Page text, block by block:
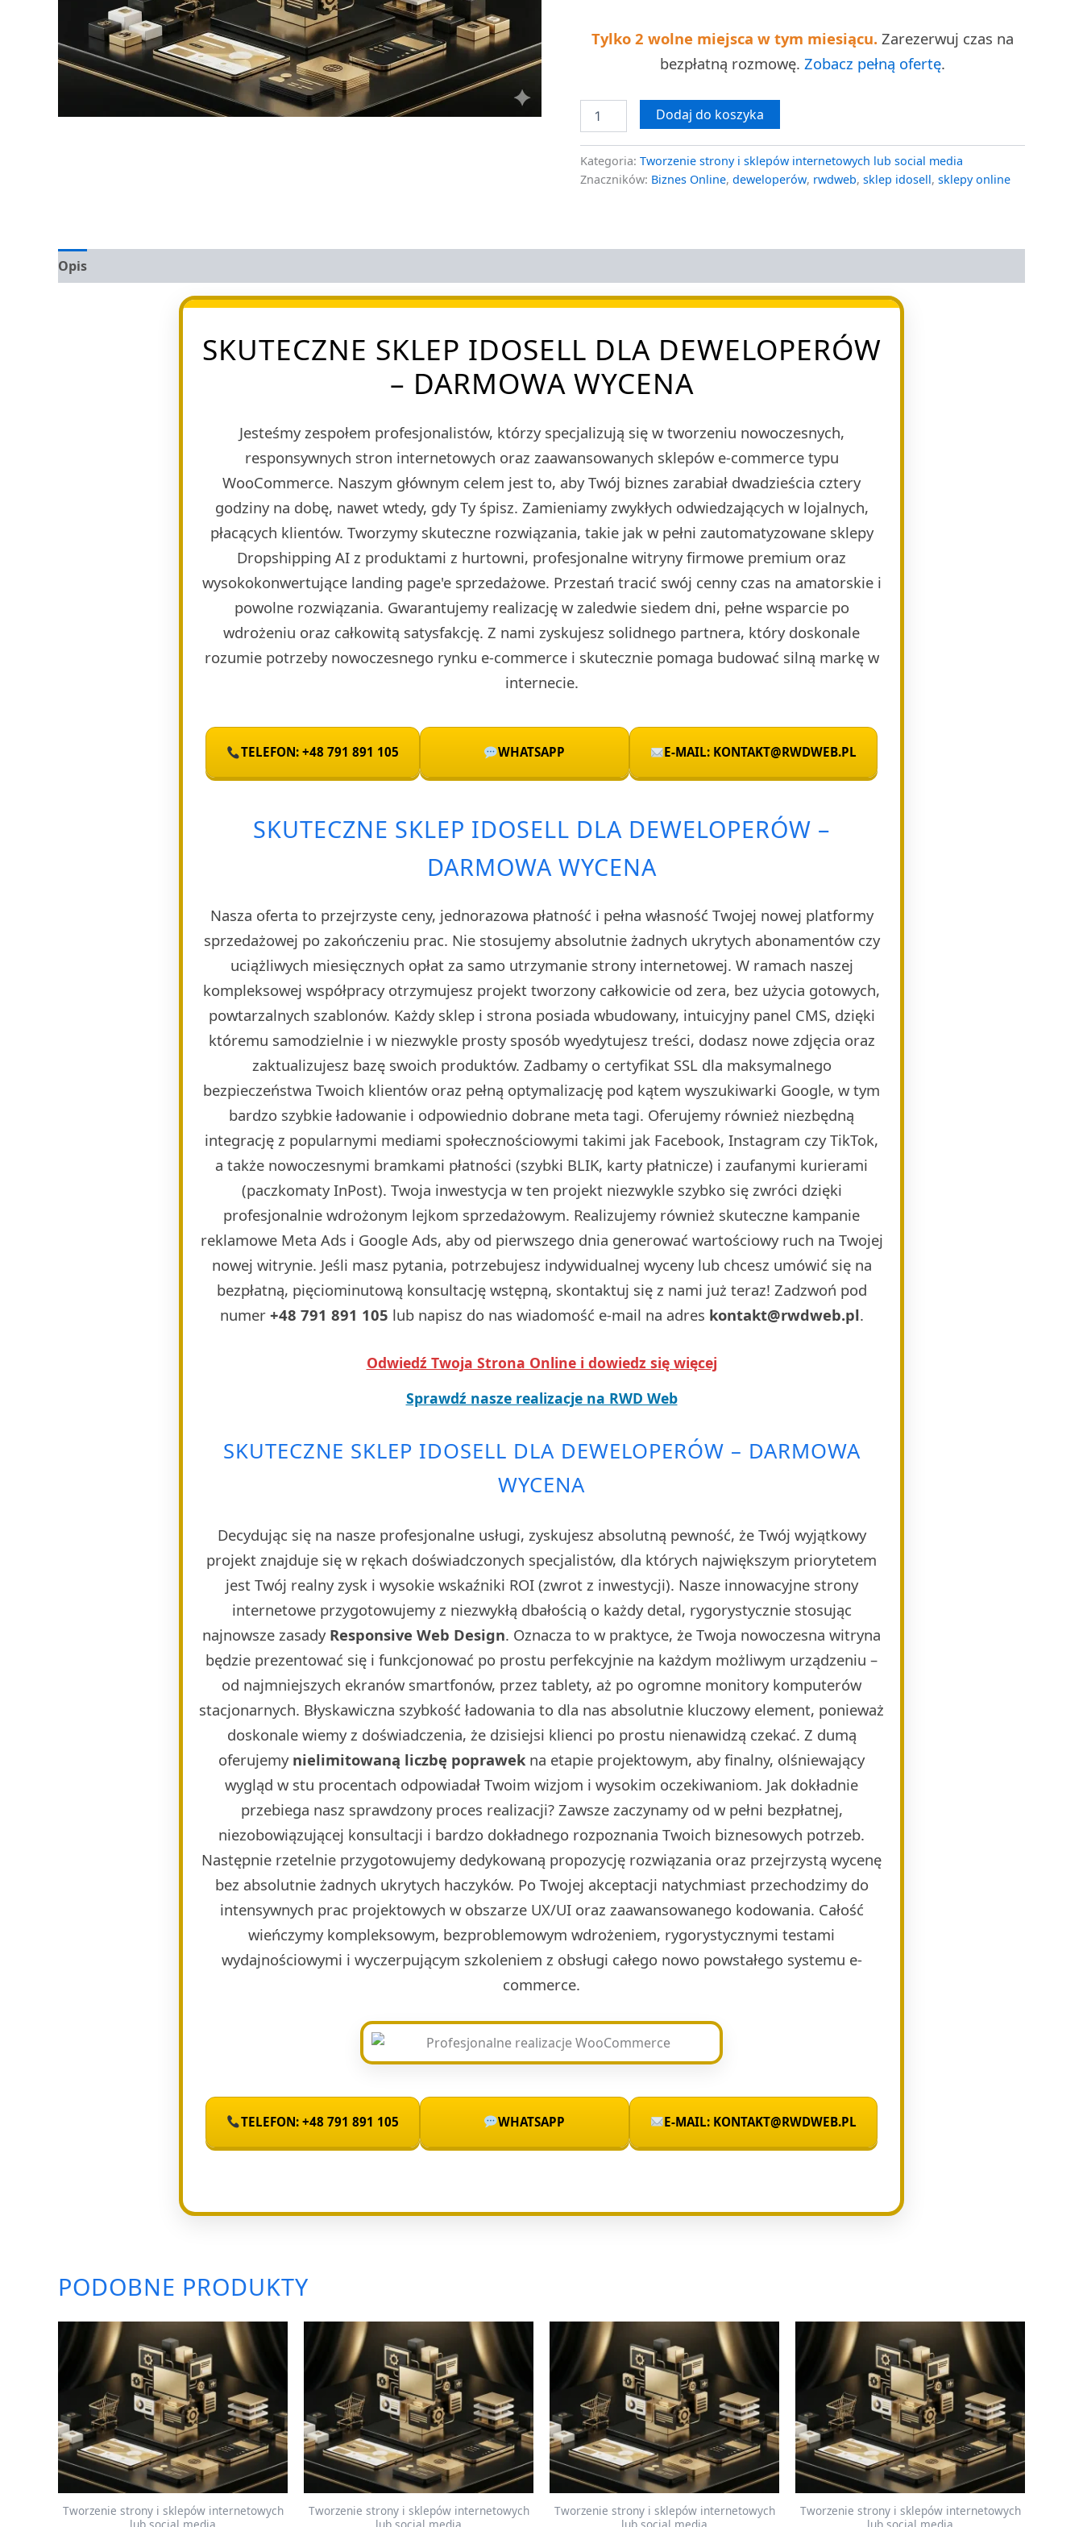
Tylko 2 wolne miejsca w tym miesiącu. Zarezerwuj czas na
bezpłatną rozmowę. Zobacz pełną ofertę.
Dodaj do koszyka
Kategoria: Tworzenie strony i sklepów internetowych lub social media
Znaczników: Biznes Online, deweloperów, rwdweb, sklep idosell, sklepy online
Opis
SKUTECZNE SKLEP IDOSELL DLA DEWELOPERÓW
– DARMOWA WYCENA
Jesteśmy zespołem profesjonalistów, którzy specjalizują się w tworzeniu nowoczesnych,
responsywnych stron internetowych oraz zaawansowanych sklepów e-commerce typu
WooCommerce. Naszym głównym celem jest to, aby Twój biznes zarabiał dwadzieścia cztery
godziny na dobę, nawet wtedy, gdy Ty śpisz. Zamieniamy zwykłych odwiedzających w lojalnych,
płacących klientów. Tworzymy skuteczne rozwiązania, takie jak w pełni zautomatyzowane sklepy
Dropshipping AI z produktami z hurtowni, profesjonalne witryny firmowe premium oraz
wysokokonwertujące landing page'e sprzedażowe. Przestań tracić swój cenny czas na amatorskie i
powolne rozwiązania. Gwarantujemy realizację w zaledwie siedem dni, pełne wsparcie po
wdrożeniu oraz całkowitą satysfakcję. Z nami zyskujesz solidnego partnera, który doskonale
rozumie potrzeby nowoczesnego rynku e-commerce i skutecznie pomaga budować silną markę w
internecie.
TELEFON: +48 791 891 105 WHATSAPP E-MAIL: KONTAKT@RWDWEB.PL
SKUTECZNE SKLEP IDOSELL DLA DEWELOPERÓW –
DARMOWA WYCENA
Nasza oferta to przejrzyste ceny, jednorazowa płatność i pełna własność Twojej nowej platformy
sprzedażowej po zakończeniu prac. Nie stosujemy absolutnie żadnych ukrytych abonamentów czy
uciążliwych miesięcznych opłat za samo utrzymanie strony internetowej. W ramach naszej
kompleksowej współpracy otrzymujesz projekt tworzony całkowicie od zera, bez użycia gotowych,
powtarzalnych szablonów. Każdy sklep i strona posiada wbudowany, intuicyjny panel CMS, dzięki
któremu samodzielnie i w niezwykle prosty sposób wyedytujesz treści, dodasz nowe zdjęcia oraz
zaktualizujesz bazę swoich produktów. Zadbamy o certyfikat SSL dla maksymalnego
bezpieczeństwa Twoich klientów oraz pełną optymalizację pod kątem wyszukiwarki Google, w tym
bardzo szybkie ładowanie i odpowiednio dobrane meta tagi. Oferujemy również niezbędną
integrację z popularnymi mediami społecznościowymi takimi jak Facebook, Instagram czy TikTok,
a także nowoczesnymi bramkami płatności (szybki BLIK, karty płatnicze) i zaufanymi kurierami
(paczkomaty InPost). Twoja inwestycja w ten projekt niezwykle szybko się zwróci dzięki
profesjonalnie wdrożonym lejkom sprzedażowym. Realizujemy również skuteczne kampanie
reklamowe Meta Ads i Google Ads, aby od pierwszego dnia generować wartościowy ruch na Twojej
nowej witrynie. Jeśli masz pytania, potrzebujesz indywidualnej wyceny lub chcesz umówić się na
bezpłatną, pięciominutową konsultację wstępną, skontaktuj się z nami już teraz! Zadzwoń pod
numer +48 791 891 105 lub napisz do nas wiadomość e-mail na adres kontakt@rwdweb.pl.
Odwiedź Twoja Strona Online i dowiedz się więcej
Sprawdź nasze realizacje na RWD Web
SKUTECZNE SKLEP IDOSELL DLA DEWELOPERÓW – DARMOWA
WYCENA
Decydując się na nasze profesjonalne usługi, zyskujesz absolutną pewność, że Twój wyjątkowy
projekt znajduje się w rękach doświadczonych specjalistów, dla których największym priorytetem
jest Twój realny zysk i wysokie wskaźniki ROI (zwrot z inwestycji). Nasze innowacyjne strony
internetowe przygotowujemy z niezwykłą dbałością o każdy detal, rygorystycznie stosując
najnowsze zasady Responsive Web Design. Oznacza to w praktyce, że Twoja nowoczesna witryna
będzie prezentować się i funkcjonować po prostu perfekcyjnie na każdym możliwym urządzeniu –
od najmniejszych ekranów smartfonów, przez tablety, aż po ogromne monitory komputerów
stacjonarnych. Błyskawiczna szybkość ładowania to dla nas absolutnie kluczowy element, ponieważ
doskonale wiemy z doświadczenia, że dzisiejsi klienci po prostu nienawidzą czekać. Z dumą
oferujemy nielimitowaną liczbę poprawek na etapie projektowym, aby finalny, olśniewający
wygląd w stu procentach odpowiadał Twoim wizjom i wysokim oczekiwaniom. Jak dokładnie
przebiega nasz sprawdzony proces realizacji? Zawsze zaczynamy od w pełni bezpłatnej,
niezobowiązującej konsultacji i bardzo dokładnego rozpoznania Twoich biznesowych potrzeb.
Następnie rzetelnie przygotowujemy dedykowaną propozycję rozwiązania oraz przejrzystą wycenę
bez absolutnie żadnych ukrytych haczyków. Po Twojej akceptacji natychmiast przechodzimy do
intensywnych prac projektowych w obszarze UX/UI oraz zaawansowanego kodowania. Całość
wieńczymy kompleksowym, bezproblemowym wdrożeniem, rygorystycznymi testami
wydajnościowymi i wyczerpującym szkoleniem z obsługi całego nowo powstałego systemu e-
commerce.
TELEFON: +48 791 891 105 WHATSAPP E-MAIL: KONTAKT@RWDWEB.PL
PODOBNE PRODUKTY
Tworzenie strony i sklepów internetowych
Tworzenie strony i sklepów internetowych
Tworzenie strony i sklepów internetowych
Tworzenie strony i sklepów internetowych